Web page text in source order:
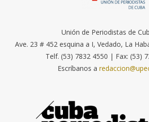
Unión de Periodistas de
Ave. 23 # 452 esquina a I, Vedado, La
Telf. (53) 7832 4550 | Fax: (53)
Escríbanos a